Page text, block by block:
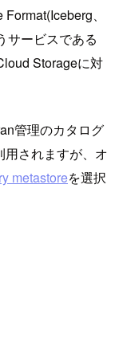
、
サービスである
Storageに対
管理のカタログ
用されますが、オ
metastoreを選択